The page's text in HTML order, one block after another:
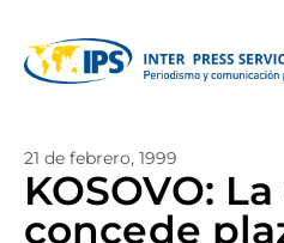
21 de febrero, 1999
KOSOVO:
concede